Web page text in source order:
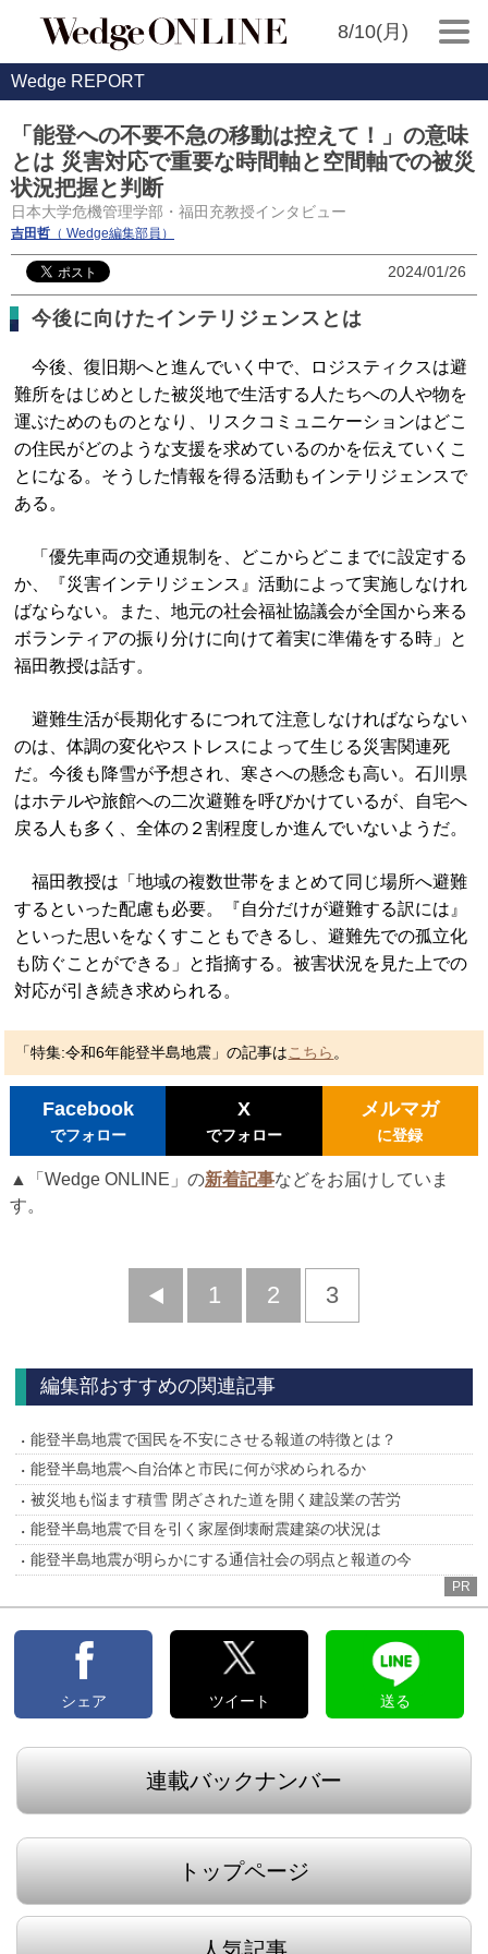
8/10(月)
Wedge REPORT
「能登への不要不急の移動は控えて！」の意味
とは 災害対応で重要な時間軸と空間軸での被災
状況把握と判断
日本大学危機管理学部・福田充教授インタビュー
吉田哲 （ Wedge編集部員）
2024/01/26
今後に向けたインテリジェンスとは
今後、復旧期へと進んでいく中で、ロジスティクスは避
難所をはじめとした被災地で生活する人たちへの人や物を
運ぶためのものとなり、リスクコミュニケーションはどこ
の住民がどのような支援を求めているのかを伝えていくこ
とになる。そうした情報を得る活動もインテリジェンスで
ある。
「優先車両の交通規制を、どこからどこまでに設定する
か、『災害インテリジェンス』活動によって実施しなけれ
ばならない。また、地元の社会福祉協議会が全国から来る
ボランティアの振り分けに向けて着実に準備をする時」と
福田教授は話す。
避難生活が長期化するにつれて注意しなければならない
のは、体調の変化やストレスによって生じる災害関連死
だ。今後も降雪が予想され、寒さへの懸念も高い。石川県
はホテルや旅館への二次避難を呼びかけているが、自宅へ
戻る人も多く、全体の２割程度しか進んでいないようだ。
福田教授は「地域の複数世帯をまとめて同じ場所へ避難
するといった配慮も必要。『自分だけが避難する訳には』
といった思いをなくすこともできるし、避難先での孤立化
も防ぐことができる」と指摘する。被害状況を見た上での
対応が引き続き求められる。
「特集:令和6年能登半島地震」の記事はこちら 。
Facebook
でフォロー
X
でフォロー
メルマガ
に登録
▲「Wedge ONLINE」の新着記事などをお届けしていま
す。
前
1 2 3
編集部おすすめの関連記事
能登半島地震で国民を不安にさせる報道の特徴とは？
能登半島地震へ自治体と市民に何が求められるか
被災地も悩ます積雪 閉ざされた道を開く建設業の苦労
能登半島地震で目を引く家屋倒壊耐震建築の状況は
能登半島地震が明らかにする通信社会の弱点と報道の今
PR
シェア ツイート 送る
連載バックナンバー
トップページ